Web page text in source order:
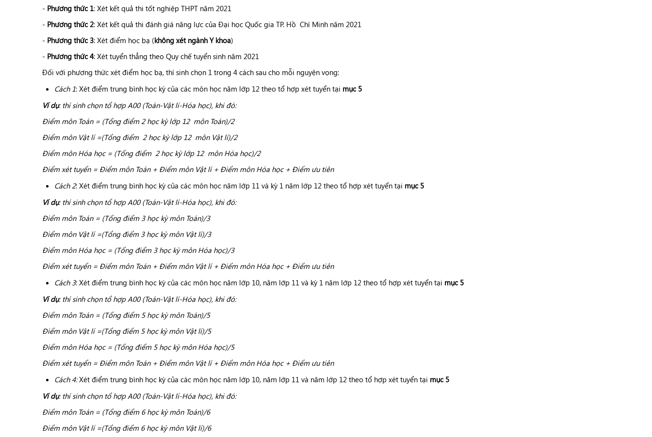
- Phương thức 1: Xét kết quả thi tốt nghiệp THPT năm 2021
- Phương thức 2: Xét kết quả thi đánh giá năng lực của Đại học Quốc gia TP. Hồ Chí Minh năm 2021
- Phương thức 3: Xét điểm học bạ (không xét ngành Y khoa)
- Phương thức 4: Xét tuyển thẳng theo Quy chế tuyển sinh năm 2021
Đối với phương thức xét điểm học bạ, thí sinh chọn 1 trong 4 cách sau cho mỗi nguyện vọng:
Cách 1: Xét điểm trung bình học kỳ của các môn học năm lớp 12 theo tổ hợp xét tuyển tại mục 5
Ví dụ: thí sinh chọn tổ hợp A00 (Toán-Vật lí-Hóa học), khi đó:
Điểm môn Toán = (Tổng điểm 2 học kỳ lớp 12 môn Toán)/2
Điểm môn Vật lí =(Tổng điểm 2 học kỳ lớp 12 môn Vật lí)/2
Điểm môn Hóa học = (Tổng điểm 2 học kỳ lớp 12 môn Hóa học)/2
Điểm xét tuyển = Điểm môn Toán + Điểm môn Vật lí + Điểm môn Hóa học + Điểm ưu tiên
Cách 2: Xét điểm trung bình học kỳ của các môn học năm lớp 11 và kỳ 1 năm lớp 12 theo tổ hợp xét tuyển tại mục 5
Ví dụ: thí sinh chọn tổ hợp A00 (Toán-Vật lí-Hóa học), khi đó:
Điểm môn Toán = (Tổng điểm 3 học kỳ môn Toán)/3
Điểm môn Vật lí =(Tổng điểm 3 học kỳ môn Vật lí)/3
Điểm môn Hóa học = (Tổng điểm 3 học kỳ môn Hóa học)/3
Điểm xét tuyển = Điểm môn Toán + Điểm môn Vật lí + Điểm môn Hóa học + Điểm ưu tiên
Cách 3: Xét điểm trung bình học kỳ của các môn học năm lớp 10, năm lớp 11 và kỳ 1 năm lớp 12 theo tổ hợp xét tuyển tại mục 5
Ví dụ: thí sinh chọn tổ hợp A00 (Toán-Vật lí-Hóa học), khi đó:
Điểm môn Toán = (Tổng điểm 5 học kỳ môn Toán)/5
Điểm môn Vật lí =(Tổng điểm 5 học kỳ môn Vật lí)/5
Điểm môn Hóa học = (Tổng điểm 5 học kỳ môn Hóa học)/5
Điểm xét tuyển = Điểm môn Toán + Điểm môn Vật lí + Điểm môn Hóa học + Điểm ưu tiên
Cách 4:Xét điểm trung bình học kỳ của các môn học năm lớp 10, năm lớp 11 và năm lớp 12 theo tổ hợp xét tuyển tại mục 5
Ví dụ: thí sinh chọn tổ hợp A00 (Toán-Vật lí-Hóa học), khi đó:
Điểm môn Toán = (Tổng điểm 6 học kỳ môn Toán)/6
Điểm môn Vật lí =(Tổng điểm 6 học kỳ môn Vật lí)/6